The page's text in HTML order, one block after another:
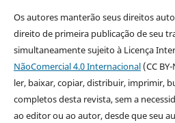
Os autores manterão seus direitos
direito de primeira publicação de seu
simultaneamente sujeito à Licença
NãoComercial 4.0 Internacional(CC
ler, baixar, copiar, distribuir, imprimir,
completos desta revista, sem a
ao editor ou ao autor, desde que seu